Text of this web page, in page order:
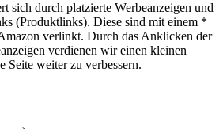
sich durch platzierte Werbeanzeigen und
(Produktlinks). Diese sind mit einem *
verlinkt. Durch das Anklicken der
verdienen wir einen kleinen
Seite weiter zu verbessern.